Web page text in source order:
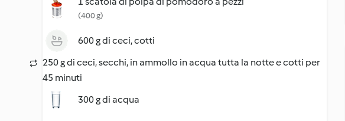
(400 g)
600 g di ceci, cotti
250 g di ceci, secchi, in ammollo in acqua tutta la notte e cotti per
45 minuti
300 g di acqua